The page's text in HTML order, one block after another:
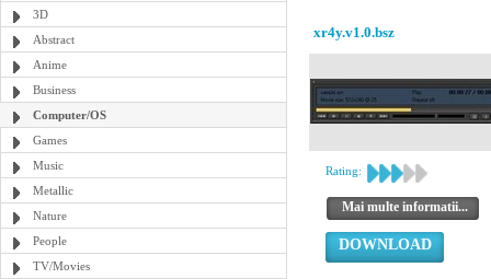
3D
Abstract
Anime
Business
Computer/OS
Games
Music
Metallic
Nature
People
TV/Movies
xr4y.v1.0.bsz
Rating:
Mai multe informatii...
DOWNLOAD